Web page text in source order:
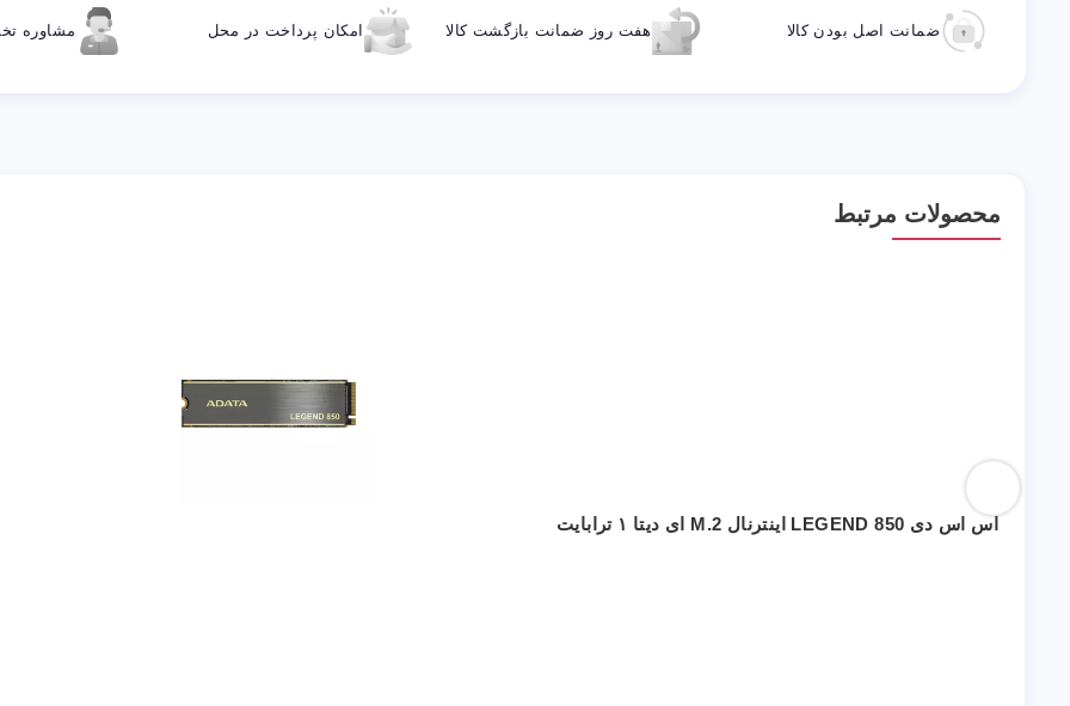
ضمانت اصل بودن کالا هفت روز ضمانت بازگشت کالا امکان پرداخت در محل مشاوره
محصولات مرتبط
اس اس دی LEGEND 850 اینترنال M.2 ای دیتا ۱ ترابایت